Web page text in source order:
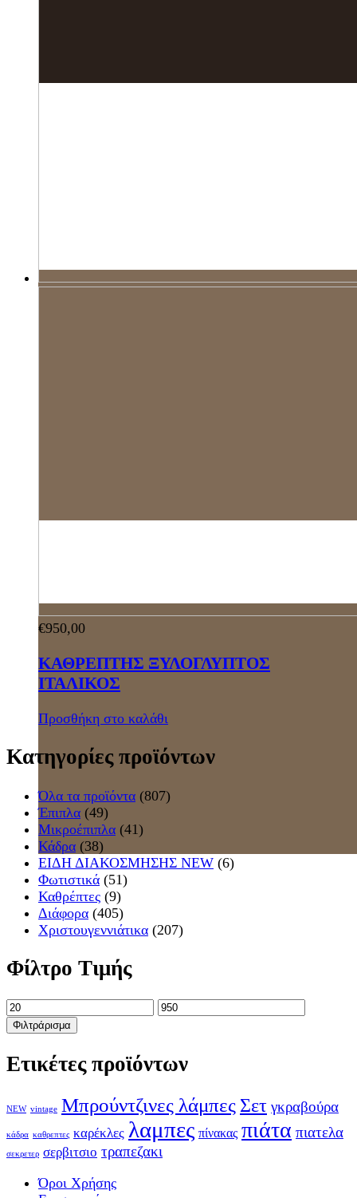
€950,00
ΚΑΘΡΕΠΤΗΣ ΞΥΛΟΓΛΥΠΤΟΣ
ΙΤΑΛΙΚΟΣ
Προσθήκη στο καλάθι
Κατηγορίες προϊόντων
Όλα τα προϊόντα (807)
Έπιπλα (49)
Μικροέπιπλα (41)
Κάδρα (38)
ΕΙΔΗ ΔΙΑΚΟΣΜΗΣΗΣ NEW (6)
Φωτιστικά (51)
Καθρέπτες (9)
Διάφορα (405)
Χριστουγεννιάτικα (207)
Φίλτρο Τιμής
Φιλτράρισμα
Ετικέτες προϊόντων
NEW vintage Μπρούντζινες λάμπες Σετ γκραβούρα
κάδρα καθρεπτες καρέκλες λαμπες πίνακας πιάτα πιατελα
σεκρετερ σερβιτσιο τραπεζακι
Όροι Χρήσης